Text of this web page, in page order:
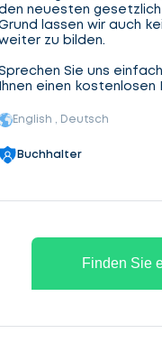
neuesten
lassen wir auch
zu bilden.
Sie uns
Ihnen einen kostenlosen
English , Deutsch
Buchhalter
Finden Sie